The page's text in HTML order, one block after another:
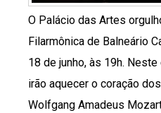
O Palácio das Artes
Filarmônica de Balneário
18 de junho, às 19h.
irão aquecer o coração
Wolfgang Amadeus